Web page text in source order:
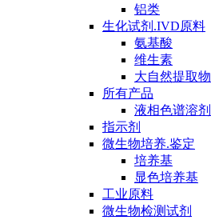
铝类
生化试剂.IVD原料
氨基酸
维生素
大自然提取物
所有产品
液相色谱溶剂
指示剂
微生物培养.鉴定
培养基
显色培养基
工业原料
微生物检测试剂